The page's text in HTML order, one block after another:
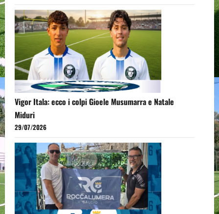
Vigor Itala: ecco i colpi Gioele Musumarra e Natale
Miduri
29/07/2026